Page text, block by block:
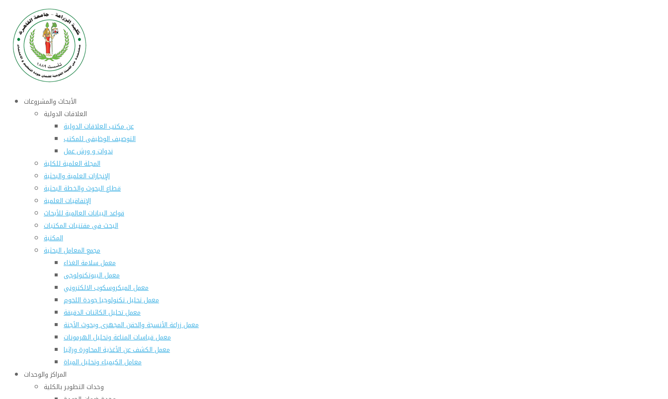
الأبحاث والمشروعات
العلاقات الدولية
عن مكتب العلاقات الدولية
التوصيف الوظيفى للمكتب
ندوات و ورش عمل
المجلة العلمية للكلية
الإنجازات العلمية والبحثية
قطاع البحوث والخطة البحثية
الإتفاقيات العلمية
قواعد البيانات العالمية للأبحاث
البحث فى مقتنيات المكتبات
المكتبة
مجمع المعامل البحثية
معمل سلامة الغذاء
معمل البيوتكنولوجى
معمل الميكروسكوب الالكتروني
معمل تحليل تكنولوجيا جودة اللحوم
معمل تحليل الكائنات الدقيقة
معمل زراعة الأنسجة والحقن المجهرى وبحوث الأجنة
معمل قياسات المناعة وتحليل الهرمونات
معمل الكشف عن الأغذية المحاورة وراثيا
معامل الكيمياء وتحليل المياة
المراكز والوحدات
وحدات التطوير بالكلية